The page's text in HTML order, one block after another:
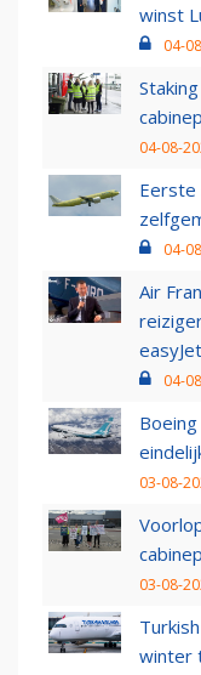
winst
04-
04-08-
Eerste
04-
Air
easyJet
04-
03-08-
03-08-
winter